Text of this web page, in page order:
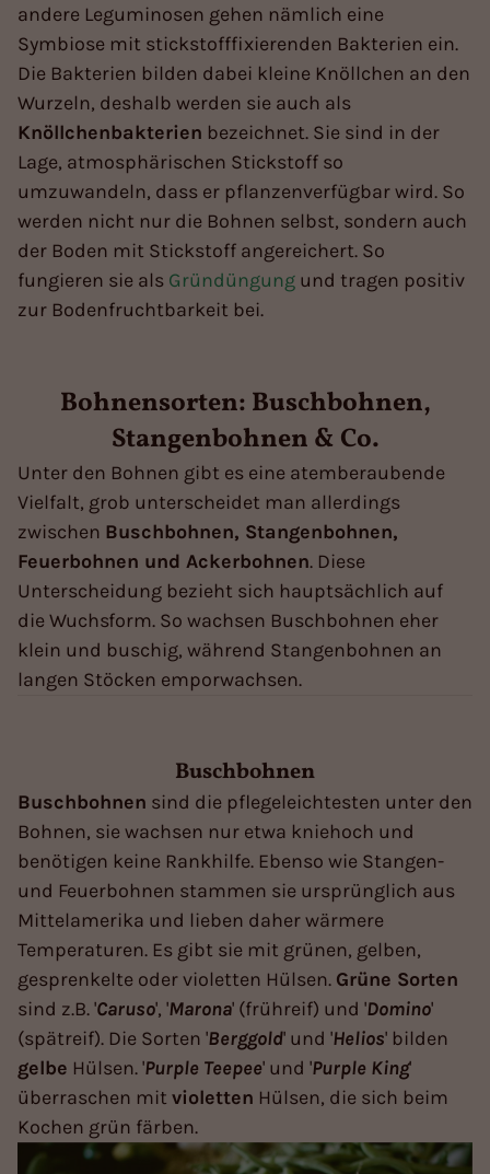
andere Leguminosen gehen nämlich eine
Symbiose mit stickstofffixierenden Bakterien ein.
Die Bakterien bilden dabei kleine Knöllchen an den
Wurzeln, deshalb werden sie auch als
Knöllchenbakterien bezeichnet. Sie sind in der
Lage, atmosphärischen Stickstoff so
umzuwandeln, dass er pflanzenverfügbar wird. So
werden nicht nur die Bohnen selbst, sondern auch
der Boden mit Stickstoff angereichert. So
fungieren sie als Gründüngung und tragen positiv
zur Bodenfruchtbarkeit bei.
Bohnensorten: Buschbohnen,
Stangenbohnen & Co.
Unter den Bohnen gibt es eine atemberaubende
Vielfalt, grob unterscheidet man allerdings
zwischen Buschbohnen, Stangenbohnen,
Feuerbohnen und Ackerbohnen. Diese
Unterscheidung bezieht sich hauptsächlich auf
die Wuchsform. So wachsen Buschbohnen eher
klein und buschig, während Stangenbohnen an
langen Stöcken emporwachsen.
Buschbohnen
Buschbohnen sind die pflegeleichtesten unter den
Bohnen, sie wachsen nur etwa kniehoch und
benötigen keine Rankhilfe. Ebenso wie Stangen-
und Feuerbohnen stammen sie ursprünglich aus
Mittelamerika und lieben daher wärmere
Temperaturen. Es gibt sie mit grünen, gelben,
gesprenkelte oder violetten Hülsen. Grüne Sorten
sind z.B. 'Caruso', 'Marona' (frühreif) und 'Domino'
(spätreif). Die Sorten 'Berggold' und 'Helios' bilden
gelbe Hülsen. 'Purple Teepee' und 'Purple King'
überraschen mit violetten Hülsen, die sich beim
Kochen grün färben.